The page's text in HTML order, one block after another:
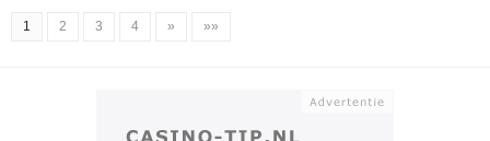
1 2 3 4 » »»